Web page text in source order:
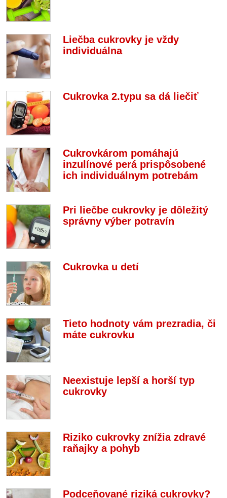
Liečba cukrovky je vždy
individuálna
Cukrovka 2.typu sa dá liečiť
Cukrovkárom pomáhajú
inzulínové perá prispôsobené
ich individuálnym potrebám
Pri liečbe cukrovky je dôležitý
správny výber potravín
Cukrovka u detí
Tieto hodnoty vám prezradia, či
máte cukrovku
Neexistuje lepší a horší typ
cukrovky
Riziko cukrovky znížia zdravé
raňajky a pohyb
Podceňované riziká cukrovky?